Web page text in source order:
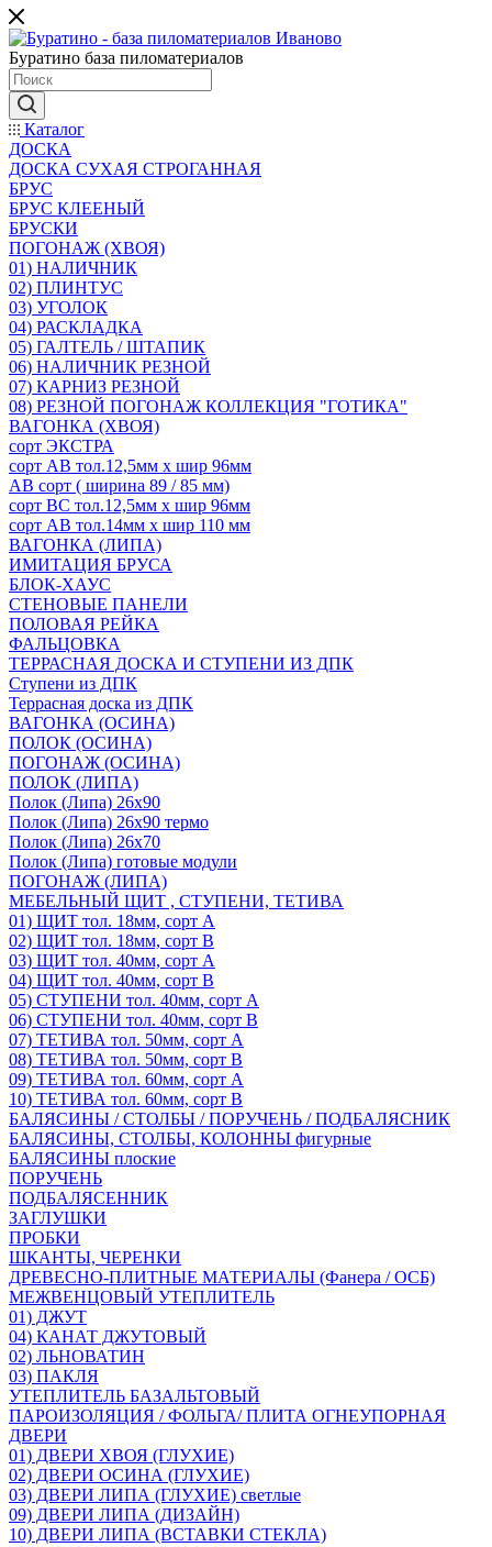
Буратино база пиломатериалов
Каталог
ДОСКА
ДОСКА СУХАЯ СТРОГАННАЯ
БРУС
БРУС КЛЕЕНЫЙ
БРУСКИ
ПОГОНАЖ (ХВОЯ)
01) НАЛИЧНИК
02) ПЛИНТУС
03) УГОЛОК
04) РАСКЛАДКА
05) ГАЛТЕЛЬ / ШТАПИК
06) НАЛИЧНИК РЕЗНОЙ
07) КАРНИЗ РЕЗНОЙ
08) РЕЗНОЙ ПОГОНАЖ КОЛЛЕКЦИЯ "ГОТИКА"
ВАГОНКА (ХВОЯ)
сорт ЭКСТРА
сорт АВ тол.12,5мм х шир 96мм
АВ сорт ( ширина 89 / 85 мм)
сорт ВС тол.12,5мм х шир 96мм
сорт АВ тол.14мм х шир 110 мм
ВАГОНКА (ЛИПА)
ИМИТАЦИЯ БРУСА
БЛОК-ХАУС
СТЕНОВЫЕ ПАНЕЛИ
ПОЛОВАЯ РЕЙКА
ФАЛЬЦОВКА
ТЕРРАСНАЯ ДОСКА И СТУПЕНИ ИЗ ДПК
Ступени из ДПК
Террасная доска из ДПК
ВАГОНКА (ОСИНА)
ПОЛОК (ОСИНА)
ПОГОНАЖ (ОСИНА)
ПОЛОК (ЛИПА)
Полок (Липа) 26х90
Полок (Липа) 26х90 термо
Полок (Липа) 26х70
Полок (Липа) готовые модули
ПОГОНАЖ (ЛИПА)
МЕБЕЛЬНЫЙ ЩИТ , СТУПЕНИ, ТЕТИВА
01) ЩИТ тол. 18мм, сорт А
02) ЩИТ тол. 18мм, сорт В
03) ЩИТ тол. 40мм, сорт А
04) ЩИТ тол. 40мм, сорт В
05) СТУПЕНИ тол. 40мм, сорт А
06) СТУПЕНИ тол. 40мм, сорт В
07) ТЕТИВА тол. 50мм, сорт А
08) ТЕТИВА тол. 50мм, сорт В
09) ТЕТИВА тол. 60мм, сорт А
10) ТЕТИВА тол. 60мм, сорт В
БАЛЯСИНЫ / СТОЛБЫ / ПОРУЧЕНЬ / ПОДБАЛЯСНИК
БАЛЯСИНЫ, СТОЛБЫ, КОЛОННЫ фигурные
БАЛЯСИНЫ плоские
ПОРУЧЕНЬ
ПОДБАЛЯСЕННИК
ЗАГЛУШКИ
ПРОБКИ
ШКАНТЫ, ЧЕРЕНКИ
ДРЕВЕСНО-ПЛИТНЫЕ МАТЕРИАЛЫ (Фанера / ОСБ)
МЕЖВЕНЦОВЫЙ УТЕПЛИТЕЛЬ
01) ДЖУТ
04) КАНАТ ДЖУТОВЫЙ
02) ЛЬНОВАТИН
03) ПАКЛЯ
УТЕПЛИТЕЛЬ БАЗАЛЬТОВЫЙ
ПАРОИЗОЛЯЦИЯ / ФОЛЬГА/ ПЛИТА ОГНЕУПОРНАЯ
ДВЕРИ
01) ДВЕРИ ХВОЯ (ГЛУХИЕ)
02) ДВЕРИ ОСИНА (ГЛУХИЕ)
03) ДВЕРИ ЛИПА (ГЛУХИЕ) светлые
09) ДВЕРИ ЛИПА (ДИЗАЙН)
10) ДВЕРИ ЛИПА (ВСТАВКИ СТЕКЛА)